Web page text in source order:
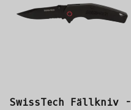
SwissTech Fällkniv -